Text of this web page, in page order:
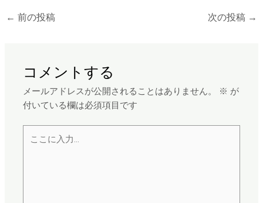
← 前の投稿 次の投稿 →
コメントする
メールアドレスが公開されることはありません。 ※ が
付いている欄は必須項目です
こ